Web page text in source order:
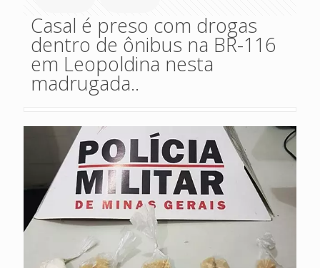
Casal é preso com drogas
dentro de ônibus na BR-116
em Leopoldina nesta
madrugada..